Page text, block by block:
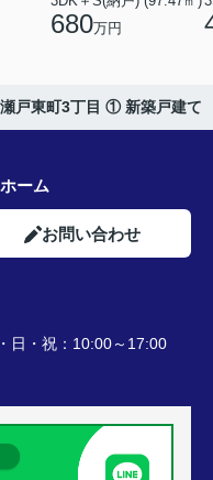
680万円
戸東町3丁目 ① 新築戸建て
ーム
お問い合わせ
・祝：10:00～17:00